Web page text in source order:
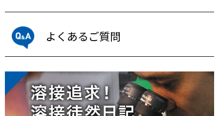
よくあるご質問